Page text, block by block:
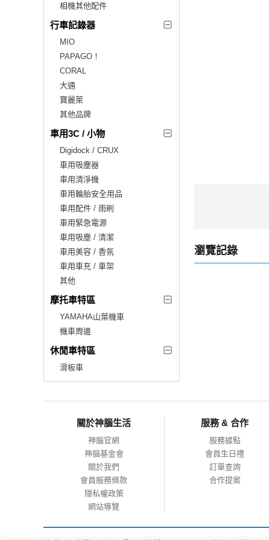
相機其他配件
行車記錄器
MIO
PAPAGO！
CORAL
大通
寶麗萊
其他品牌
車用3C / 小物
Digidock / CRUX
車用吸塵器
車用清淨機
車用輪胎安全用品
車用配件 / 雨刷
車用緊急電源
車用吸塵 / 清潔
車用美容 / 香氛
車用車充 / 車架
其他
摩托車特區
YAMAHA山葉機車
機車周邊
休閒車特區
滑板車
瀏覽記錄
關於神腦生活
神腦官網
神腦基金會
關於我們
會員服務條款
隱私權政策
網站導覽
服務 & 合作
服務據點
會員生日禮
訂單查詢
合作提案